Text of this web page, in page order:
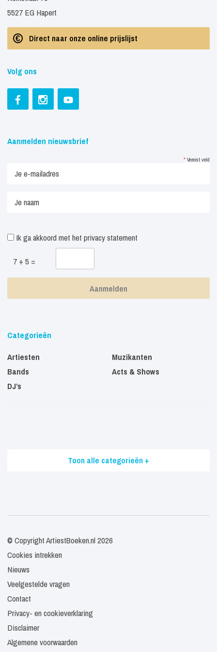
5527 EG Hapert
Direct naar onze online prijslijst
Volg ons
Aanmelden nieuwsbrief
* Vereist veld
Ik ga akkoord met het privacy statement
7 + 5 =
Categorieën
Artiesten
Bands
DJ’s
Muzikanten
Acts & Shows
Toon alle categorieën +
© Copyright ArtiestBoeken.nl 2026
Cookies intrekken
Nieuws
Veelgestelde vragen
Contact
Privacy- en cookieverklaring
Disclaimer
Algemene voorwaarden